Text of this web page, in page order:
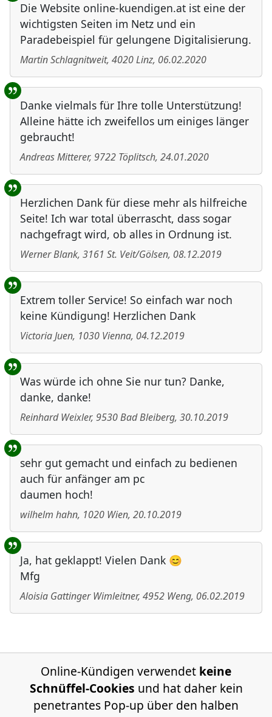
Die Website online-kuendigen.at ist eine der
wichtigsten Seiten im Netz und ein
Paradebeispiel für gelungene Digitalisierung.
Martin Schlagnitweit, 4020Linz, 06.02.2020
Danke vielmals für Ihre tolle Unterstützung!
Alleine hätte ich zweifellos um einiges länger
gebraucht!
Andreas Mitterer, 9722 Töplitsch, 24.01.2020
Herzlichen Dank für diese mehr als hilfreiche
Seite! Ich war total überrascht, dass sogar
nachgefragt wird, ob alles in Ordnung ist.
Werner Blank, 3161 St. Veit/Gölsen, 08.12.2019
Extrem toller Service! So einfach war noch
keine Kündigung! Herzlichen Dank
Victoria Juen, 1030 Vienna, 04.12.2019
Was würde ich ohne Sie nur tun? Danke,
danke, danke!
Reinhard Weixler, 9530Bad Bleiberg, 30.10.2019
sehr gut gemacht und einfach zu bedienen
auch für anfänger am pc
daumen hoch!
wilhelm hahn, 1020 Wien, 20.10.2019
Ja, hat geklappt! Vielen Dank 😊
Mfg
Aloisia Gattinger Wimleitner, 4952 Weng, 06.02.2019
Online-Kündigen verwendet keine
Schnüffel-Cookies und hat daher kein
penetrantes Pop-up über den halben